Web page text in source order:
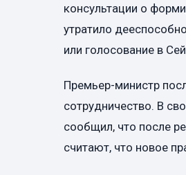
консультации о
утратило
или голосование в
Премьер-министр
сотрудничество. В
сообщил, что после
считают, что новое